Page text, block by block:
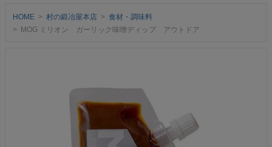
HOME 村の鍛冶屋本店
食材・調味料
MOG ミリオン ガーリック味噌ディップ アウトドア